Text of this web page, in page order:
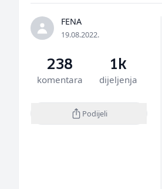
FENA
19.08.2022.
238
komentara
1k
dijeljenja
Podijeli